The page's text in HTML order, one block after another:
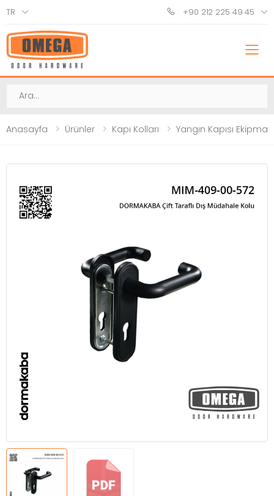
TR +90 212 225 49 45
Ara
Anasayfa Ürünler Kapı Kolları Yangın Kapısı